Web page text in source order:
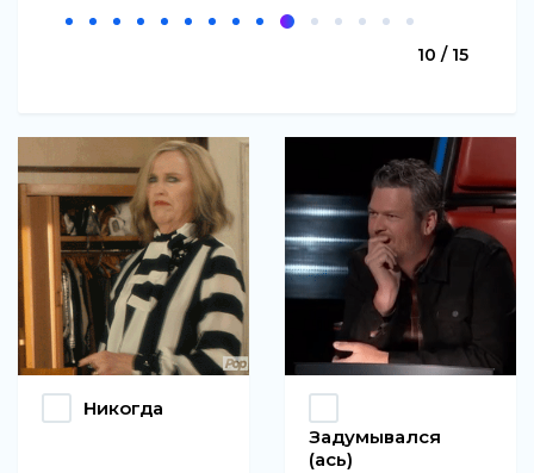
10 / 15
Никогда
Задумывался
(ась)